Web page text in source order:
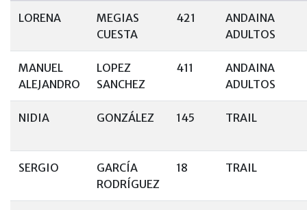
LORENA
MEGIAS
CUESTA
421
ANDAINA
ADULTOS
MANUEL
ALEJANDRO
LOPEZ
SANCHEZ
411
ANDAINA
ADULTOS
NIDIA GONZÁLEZ 145 TRAIL
SERGIO
GARCÍA
RODRÍGUEZ
18 TRAIL